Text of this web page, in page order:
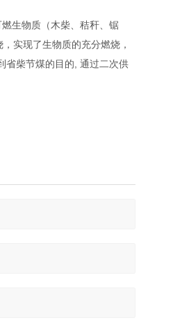
生物质（木柴、秸秆、锯
实现了生物质的充分燃烧，
省柴节煤的目的, 通过二次供